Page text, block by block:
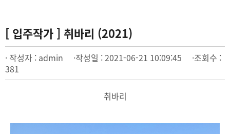
[ 입주작가 ] 취바리 (2021)
· 작성자 : admin ·작성일 : 2021-06-21 10:09:45 ·조회수 :
381
취바리